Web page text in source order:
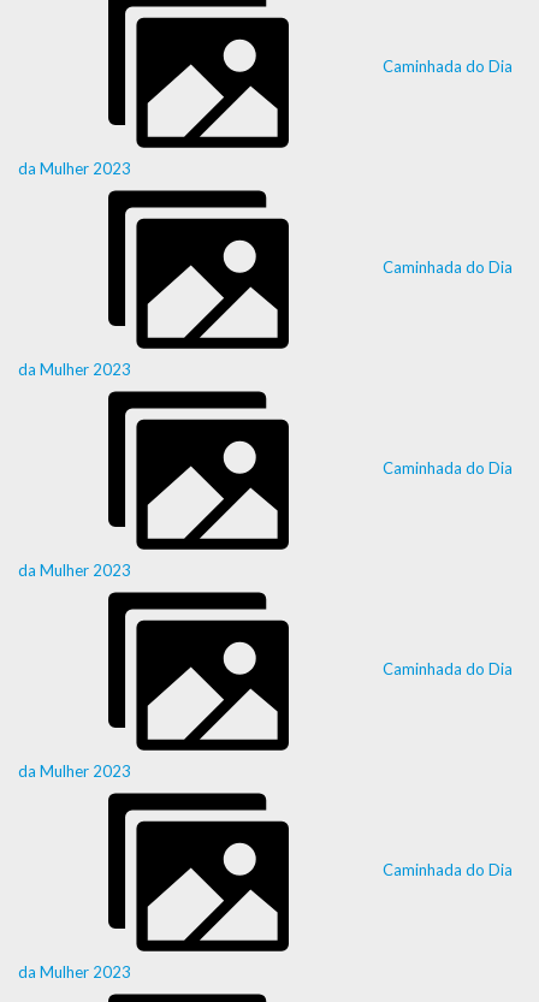
Caminhada do Dia
da Mulher 2023
Caminhada do Dia
da Mulher 2023
Caminhada do Dia
da Mulher 2023
Caminhada do Dia
da Mulher 2023
Caminhada do Dia
da Mulher 2023